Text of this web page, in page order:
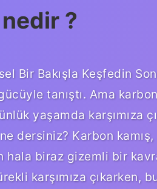
?
Bir Bakışla Keşfedin
tanıştı. Ama
yaşamda karşımıza
dersiniz? Karbon
biraz gizemli bir
karşımıza çıkarken,